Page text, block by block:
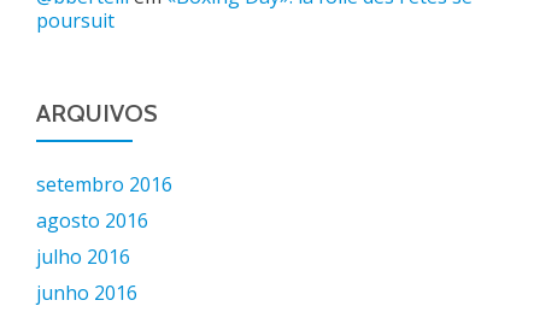
poursuit
ARQUIVOS
setembro 2016
agosto 2016
julho 2016
junho 2016